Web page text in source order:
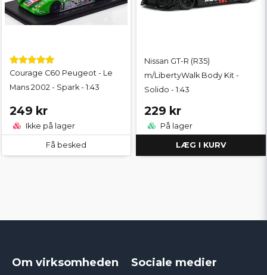
Courage C60 Peugeot - Le
Mans 2002 - Spark - 1:43
249 kr
Ikke på lager
Få besked
Nissan GT-R (R35)
m/LibertyWalk Body Kit -
Solido - 1:43
229 kr
På lager
LÆG I KURV
Om virksomheden Sociale medier